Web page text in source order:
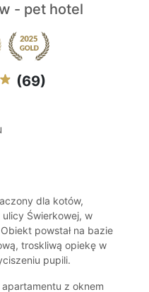
- pet hotel
(69)
dla kotów,
Świerkowej, w
powstał na bazie
troskliwą opiekę w
pupili.
z oknem